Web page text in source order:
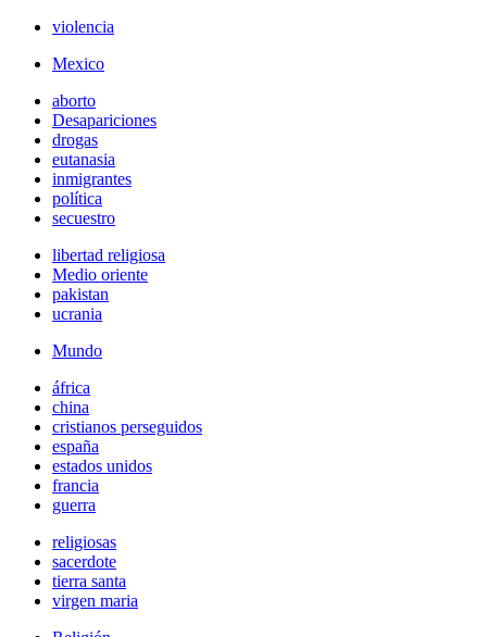
violencia
Mexico
aborto
Desapariciones
drogas
eutanasia
inmigrantes
política
secuestro
libertad religiosa
Medio oriente
pakistan
ucrania
Mundo
áfrica
china
cristianos perseguidos
españa
estados unidos
francia
guerra
religiosas
sacerdote
tierra santa
virgen maria